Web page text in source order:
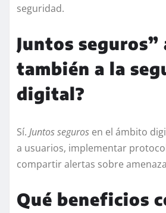
seguridad.
Juntos seguros”
también a la
digital?
Sí. Juntos seguros en el ámbito
a usuarios, implementar
compartir alertas sobre
Qué beneficios